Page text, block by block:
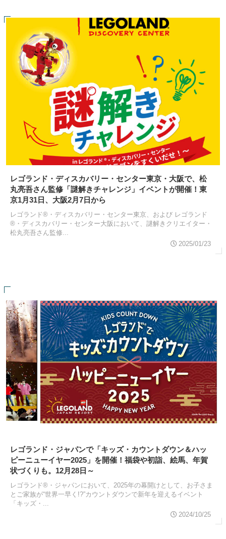
レゴランド・ディスカバリー・センター東京・大阪で、松
丸亮吾さん監修「謎解きチャレンジ」イベントが開催！東
京1月31日、大阪2月7日から
レゴランド®・ディスカバリー・センター東京、および レゴランド
®・ディスカバリー・センター大阪において、謎解きクリエイター・
松丸亮吾さん監修...
2025/01/23
レゴランド・ジャパンで「キッズ・カウントダウン＆ハッ
ピーニューイヤー2025」を開催！福袋や初詣、絵馬、年賀
状づくりも。12月28日～
レゴランド®・ジャパンにおいて、2025年の幕開けとして、お子さま
とご家族が“世界一早く!?”カウントダウンで新年を迎えるイベント
「キッズ・...
2024/10/25